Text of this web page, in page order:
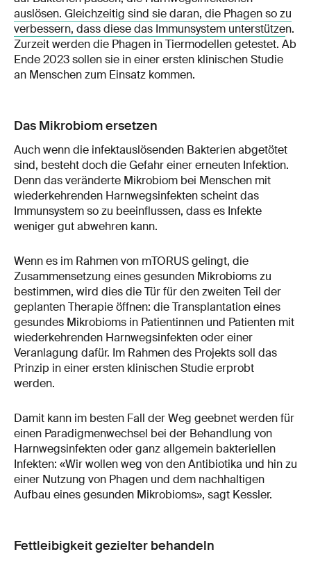
auslösen. Gleichzeitig sind sie daran, die Phagen so zu
verbessern, dass diese das Immunsystem unterstützen.
Zurzeit werden die Phagen in Tiermodellen getestet. Ab
Ende 2023 sollen sie in einer ersten klinischen Studie
an Menschen zum Einsatz kommen.
Das Mikrobiom ersetzen
Auch wenn die infektauslösenden Bakterien abgetötet
sind, besteht doch die Gefahr einer erneuten Infektion.
Denn das veränderte Mikrobiom bei Menschen mit
wiederkehrenden Harnwegsinfekten scheint das
Immunsystem so zu beeinflussen, dass es Infekte
weniger gut abwehren kann.
Wenn es im Rahmen von mTORUS gelingt, die
Zusammensetzung eines gesunden Mikrobioms zu
bestimmen, wird dies die Tür für den zweiten Teil der
geplanten Therapie öffnen: die Transplantation eines
gesundes Mikrobioms in Patientinnen und Patienten mit
wiederkehrenden Harnwegsinfekten oder einer
Veranlagung dafür. Im Rahmen des Projekts soll das
Prinzip in einer ersten klinischen Studie erprobt
werden.
Damit kann im besten Fall der Weg geebnet werden für
einen Paradigmenwechsel bei der Behandlung von
Harnwegsinfekten oder ganz allgemein bakteriellen
Infekten: «Wir wollen weg von den Antibiotika und hin zu
einer Nutzung von Phagen und dem nachhaltigen
Aufbau eines gesunden Mikrobioms», sagt Kessler.
Fettleibigkeit gezielter behandeln